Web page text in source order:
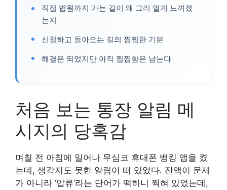
직접 법원까지 가는 길이 왜 그리 멀게 느껴졌
는지
신청하고 돌아오는 길의 찜찜한 기분
해결은 되었지만 아직 찝찝함은 남는다
처음 보는 통장 알림 메
시지의 당혹감
며칠 전 아침에 일어나 무심코 휴대폰 뱅킹 앱을 켰
는데, 생각지도 못한 알림이 떠 있었다. 잔액이 문제
가 아니라 ‘압류’라는 단어가 떡하니 찍혀 있었는데,